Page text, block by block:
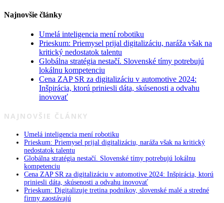
Najnovšie články
Umelá inteligencia mení robotiku
Prieskum: Priemysel prijal digitalizáciu, naráža však na
kritický nedostatok talentu
Globálna stratégia nestačí. Slovenské tímy potrebujú
lokálnu kompetenciu
Cena ZAP SR za digitalizáciu v automotive 2024:
Inšpirácia, ktorú priniesli dáta, skúsenosti a odvahu
inovovať
NAJNOVŠIE ČLÁNKY
Umelá inteligencia mení robotiku
Prieskum: Priemysel prijal digitalizáciu, naráža však na kritický
nedostatok talentu
Globálna stratégia nestačí. Slovenské tímy potrebujú lokálnu
kompetenciu
Cena ZAP SR za digitalizáciu v automotive 2024: Inšpirácia, ktorú
priniesli dáta, skúsenosti a odvahu inovovať
Prieskum: Digitalizuje tretina podnikov, slovenské malé a stredné
firmy zaostávajú